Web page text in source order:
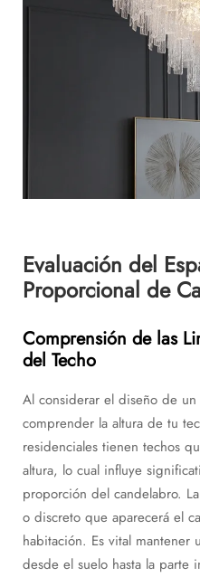
Evaluación del
Proporcional de
Comprensión de las
del Techo
Al considerar el diseño de
comprender la altura de tu
residenciales tienen techos
altura, lo cual influye
proporción del candelabro.
o discreto que aparecerá el
habitación. Es vital
desde el suelo hasta la parte